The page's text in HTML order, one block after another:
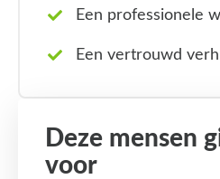
Een professionele
Een vertrouwd
Deze mensen
voor